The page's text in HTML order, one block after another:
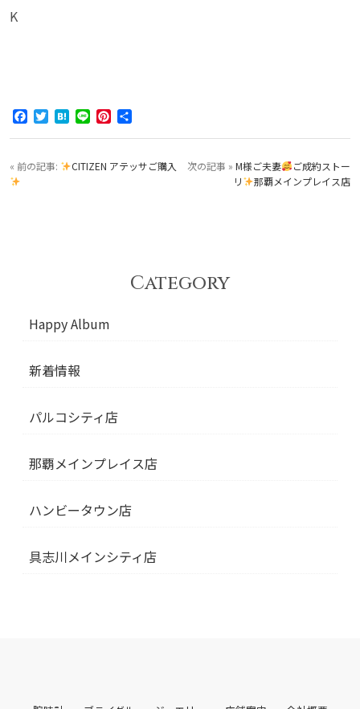
K
Facebook
TwitterHatena
Line Pinterest
« 前の記事: CITIZEN アテッサご購入 次の記事 »M様ご夫妻
ご成約ストー
リ
那覇メインプレイス店
Category
Happy Album
新着情報
パルコシティ店
那覇メインプレイス店
ハンビータウン店
具志川メインシティ店